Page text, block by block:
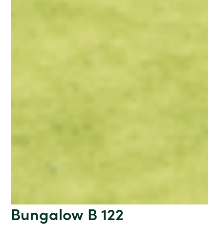
Bungalow B 122